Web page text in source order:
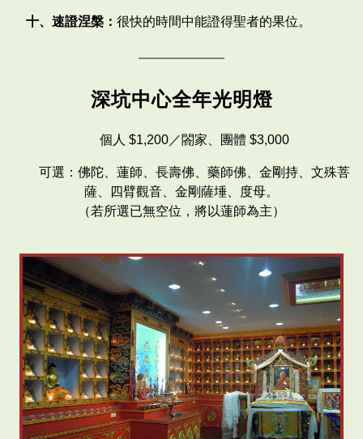
十、速證涅槃： 很快的時間中能證得聖者的果位。
深坑中心全年光明燈
個人 $1,200／閤家、團體 $3,000
可選：佛陀、蓮師、長壽佛、藥師佛、金剛持、文殊菩
薩、四臂觀音、金剛薩埵、度母。
（若所選已無空位，將以蓮師為主）